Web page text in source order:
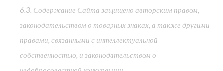
6.3. Содержание Сайта защищено авторским правом,
законодательством о товарных знаках, а также другими
правами, связанными с интеллектуальной
собственностью, и законодательством о